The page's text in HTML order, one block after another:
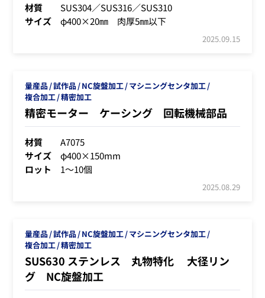
材質
SUS304／SUS316／SUS310
サイズ
φ400×20㎜ 肉厚5㎜以下
2025.09.15
量産品 試作品 NC旋盤加工 マシニングセンタ加工
複合加工 精密加工
精密モーター ケーシング 回転機械部品
材質
A7075
サイズ
φ400×150mm
ロット
1～10個
2025.08.29
量産品 試作品 NC旋盤加工 マシニングセンタ加工
複合加工 精密加工
SUS630 ステンレス 丸物特化 大径リン
グ NC旋盤加工